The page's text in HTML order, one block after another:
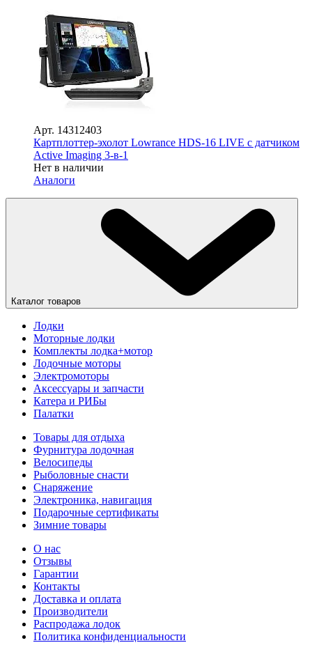
Арт. 14312403
Картплоттер-эхолот Lowrance HDS-16 LIVE с датчиком
Active Imaging 3-в-1
Нет в наличии
Аналоги
Каталог товаров
Лодки
Моторные лодки
Комплекты лодка+мотор
Лодочные моторы
Электромоторы
Аксессуары и запчасти
Катера и РИБы
Палатки
Товары для отдыха
Фурнитура лодочная
Велосипеды
Рыболовные снасти
Снаряжение
Электроника, навигация
Подарочные сертификаты
Зимние товары
О нас
Отзывы
Гарантии
Контакты
Доставка и оплата
Производители
Распродажа лодок
Политика конфиденциальности